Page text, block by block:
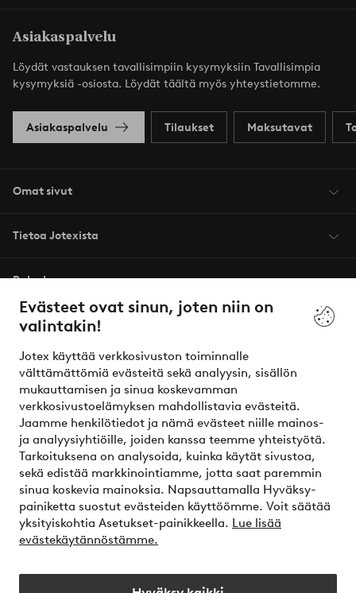
Evästeet ovat sinun, joten niin on
valintakin!
Jotex käyttää verkkosivuston toiminnalle
välttämättömiä evästeitä sekä analyysin, sisällön
mukauttamisen ja sinua koskevamman
verkkosivustoelämyksen mahdollistavia evästeitä.
Jaamme henkilötiedot ja nämä evästeet niille mainos-
ja analyysiyhtiöille, joiden kanssa teemme yhteistyötä.
Tarkoituksena on analysoida, kuinka käytät sivustoa,
sekä edistää markkinointiamme, jotta saat paremmin
sinua koskevia mainoksia. Napsauttamalla Hyväksy-
painiketta suostut evästeiden käyttöömme. Voit säätää
yksityiskohtia Asetukset-painikkeella. Lue lisää
evästekäytännöstämme.
Asiakaspalvelu
Löydät vastauksen tavallisimpiin kysymyksiin Tavallisimpia
kysymyksiä -osiosta. Löydät täältä myös yhteystietomme.
Asiakaspalvelu Tilaukset Maksutavat
Omat sivut
Tietoa Jotexista
Palvelumme
Ehdot
Ystävät
Turvalliset maksut – maksa nyt tai erissä
Haluatko tietää lisää maksuvaihtoehdoistamme?
elpy